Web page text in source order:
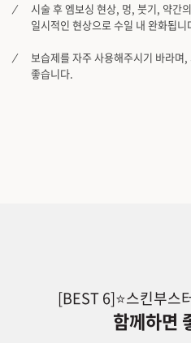
시술 후 엠보싱 현상, 멍, 붓기, 약간
일시적인 현상으로 수일 내 완화됩니
보습제를 자주 사용해주시기 바라며
좋습니다.
[BEST 6]⭐스킨부스
함께하면